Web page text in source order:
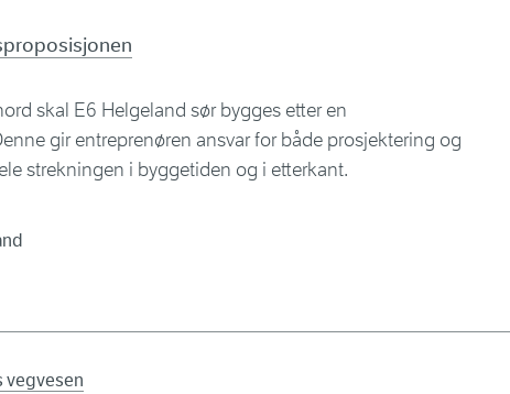
skal E6 Helgeland sør bygges etter en
gir entreprenøren ansvar for både prosjektering og
strekningen i byggetiden og i etterkant.
vegvesen